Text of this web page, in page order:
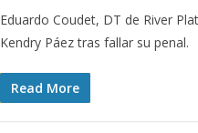
Eduardo Coudet, DT de River
Kendry Páez tras fallar su penal.
Read More